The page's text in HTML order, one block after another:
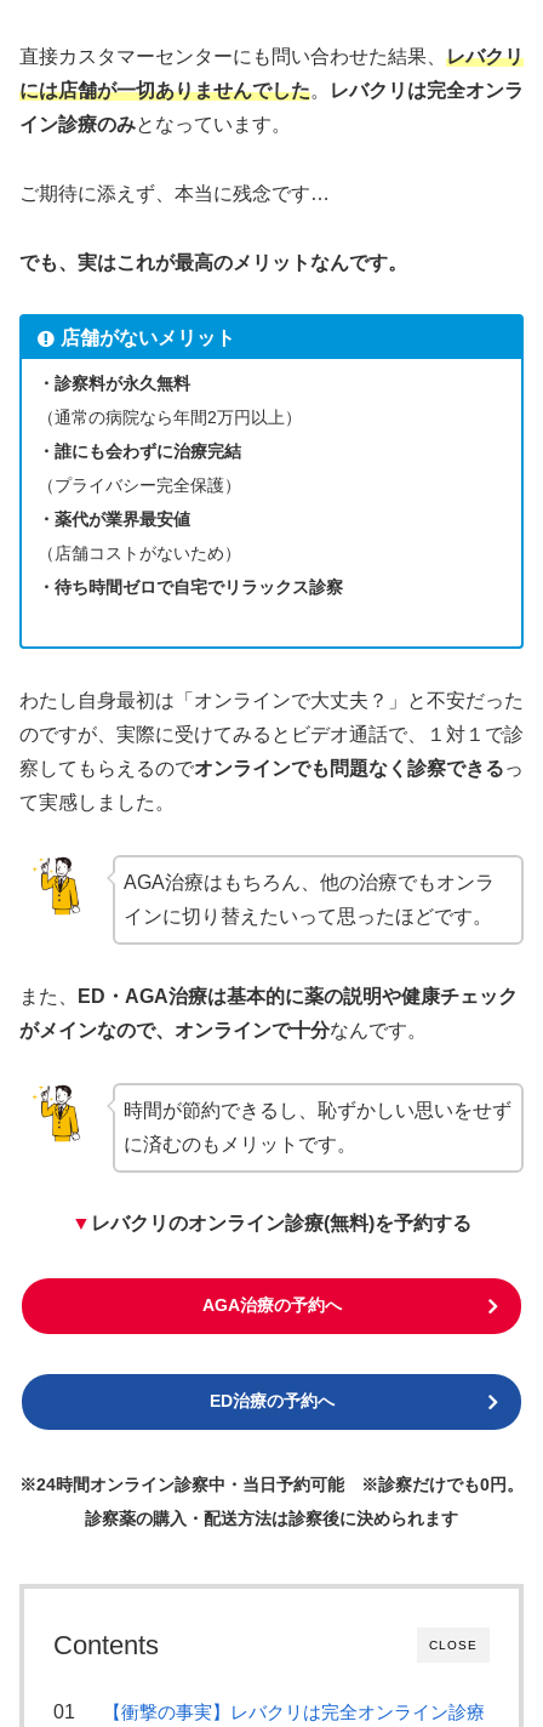
直接カスタマーセンターにも問い合わせた結果、 レバクリ
には店舗が一切ありませんでした。
レバクリは完全オンラ
イン診療のみとなっています。
ご期待に添えず、本当に残念です…
でも、実はこれが最高のメリットなんです。
店舗がないメリット
・診察料が永久無料
（通常の病院なら年間2万円以上）
・誰にも会わずに治療完結
（プライバシー完全保護）
・薬代が業界最安値
（店舗コストがないため）
・待ち時間ゼロで自宅でリラックス診察
わたし自身最初は「オンラインで大丈夫？」と不安だった
のですが、実際に受けてみるとビデオ通話で、１対１で診
察してもらえるのでオンラインでも問題なく診察できるっ
て実感しました。
AGA治療はもちろん、他の治療でもオンラ
インに切り替えたいって思ったほどです。
また、
ED・AGA治療は基本的に薬の説明や健康チェック
がメインなので、オンラインで十分なんです。
時間が節約できるし、恥ずかしい思いをせず
に済むのもメリットです。
▼ レバクリのオンライン診療(無料)を予約する
AGA治療の予約へ
ED治療の予約へ
※24時間オンライン診察中・当日予約可能 ※診察だけでも0円。
診察薬の購入・配送方法は診察後に決められます
CLOSE
Contents
【衝撃の事実】レバクリは完全オンライン診療